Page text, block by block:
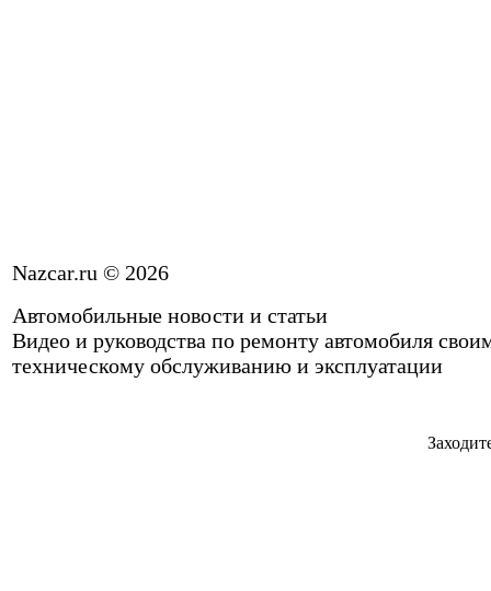
Nazcar.ru © 2026
Автомобильные новости и статьи
Видео и руководства по ремонту автомобиля
техническому обслуживанию и эксплуатации